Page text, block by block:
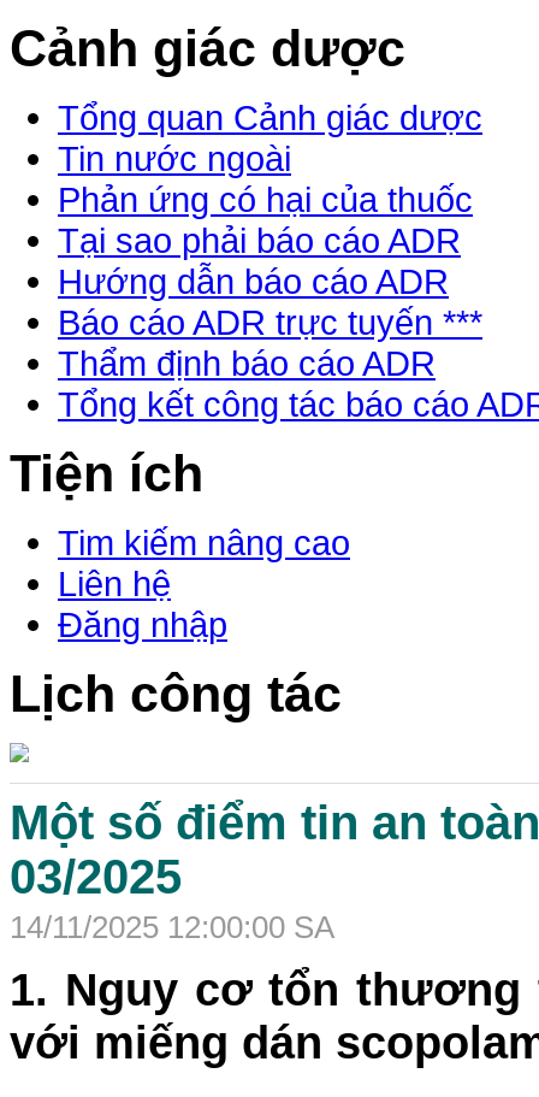
Cảnh giác dược
Tổng quan Cảnh giác dược
Tin nước ngoài
Phản ứng có hại của thuốc
Tại sao phải báo cáo ADR
Hướng dẫn báo cáo ADR
Báo cáo ADR trực tuyến ***
Thẩm định báo cáo ADR
Tổng kết công tác báo cáo
Tiện ích
Tim kiếm nâng cao
Liên hệ
Đăng nhập
Lịch công tác
Một số điểm tin an
03/2025
14/11/2025 12:00:00 SA
1. Nguy cơ tổn
với miếng dán